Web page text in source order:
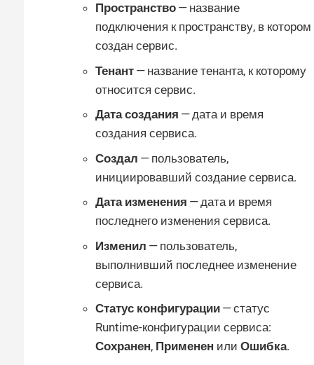
Пространство — название
подключения к пространству, в котором
создан сервис.
Тенант — название тенанта, к которому
относится сервис.
Дата создания — дата и время
создания сервиса.
Создал — пользователь,
инициировавший создание сервиса.
Дата изменения — дата и время
последнего изменения сервиса.
Изменил — пользователь,
выполнивший последнее изменение
сервиса.
Статус конфигурации — статус
Runtime-конфигурации сервиса:
Сохранен, Применен или Ошибка.